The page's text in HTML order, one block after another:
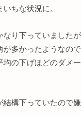
ちな状況に。
なり下っていました
が多かったようなの
均の下げほどのダメ
結構下っていたので